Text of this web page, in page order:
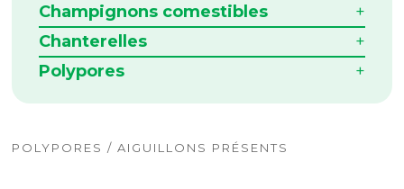
Champignons comestibles
Chanterelles
Polypores
POLYPORES / AIGUILLONS PRÉSENTS